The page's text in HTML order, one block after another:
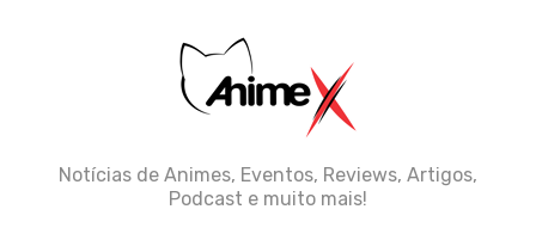
Notícias de Animes, Eventos, Reviews, Artigos,
Podcast e muito mais!